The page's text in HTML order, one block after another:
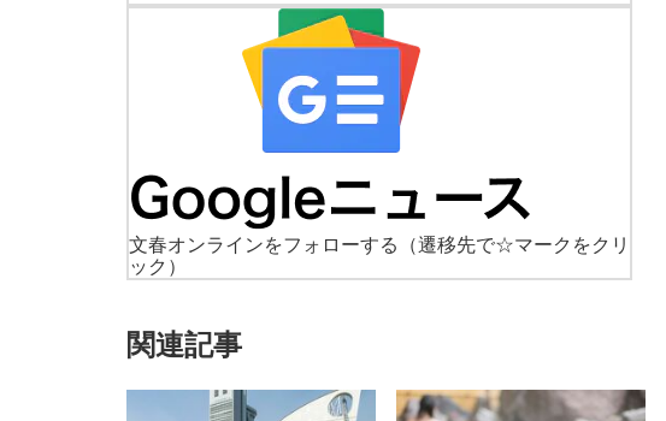
文春オンラインをフォローする
（遷移先で☆マークをクリ
ック）
関連記事